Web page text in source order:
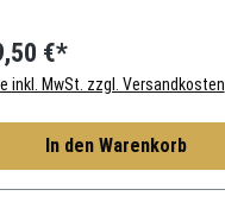
€*
inkl. MwSt. zzgl. Versandkosten
In den Warenkorb